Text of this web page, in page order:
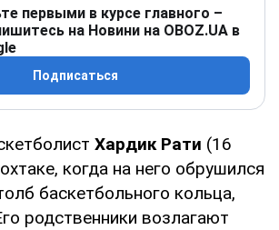
первыми в курсе главного –
на Новини на OBOZ.UA в
Подписаться
Хардик Рати (16
когда на него обрушился
баскетбольного кольца,
родственники возлагают